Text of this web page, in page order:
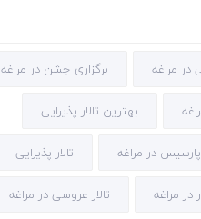
در مراغه برگزاری جشن در مراغه
بهترین تالار پذیرایی
پارسیس در مراغه تالار پذیرایی
در مراغه تالار عروسی در مراغه